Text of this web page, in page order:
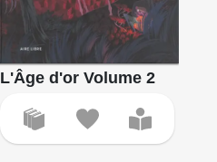
L'Âge d'or Volume 2